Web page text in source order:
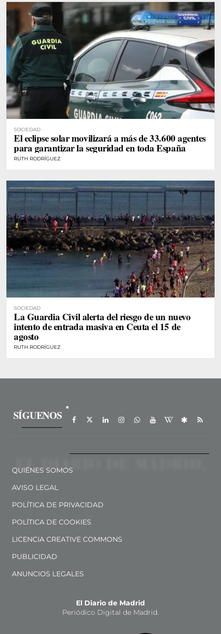
SOCIEDAD
El eclipse solar movilizará a más de 33.600 agentes
para garantizar la seguridad en toda España
RUTH RODRÍGUEZ
SOCIEDAD
La Guardia Civil alerta del riesgo de un nuevo
intento de entrada masiva en Ceuta el 15 de
agosto
RUTH RODRÍGUEZ
SÍGUENOS
QUIÉNES SOMOS
AVISO LEGAL
POLÍTICA DE PRIVACIDAD
POLÍTICA DE COOKIES
LICENCIA CREATIVE COMMONS
PUBLICIDAD
ANUNCIOS LEGALES
El Diario de Madrid
Periódico Digital de Madrid.